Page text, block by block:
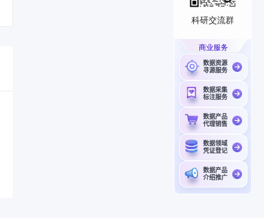
科研交流群
商业服务
数据资源
寻源服务
数据采集
标注服务
数据产品
代理销售
数据领域
凭证登记
数据产品
介绍推广